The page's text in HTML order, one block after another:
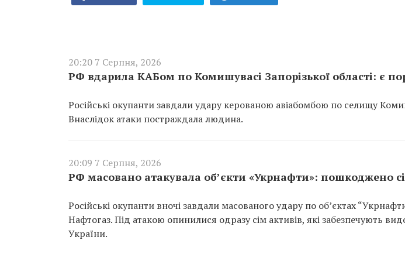
20:20 7 Серпня, 2026
РФ вдарила КАБом по Комишувасі Запорізької області: є
Російські окупанти завдали удару керованою авіабомбою по селищу
Внаслідок атаки постраждала людина.
20:09 7 Серпня, 2026
РФ масовано атакувала об’єкти «Укрнафти»: пошкоджено
Російські окупанти вночі завдали масованого удару по об’єктах
Нафтогаз. Під атакою опинилися одразу сім активів, які забезпечують
України.